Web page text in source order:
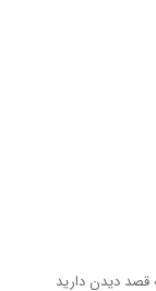
قصد دیدن دارید